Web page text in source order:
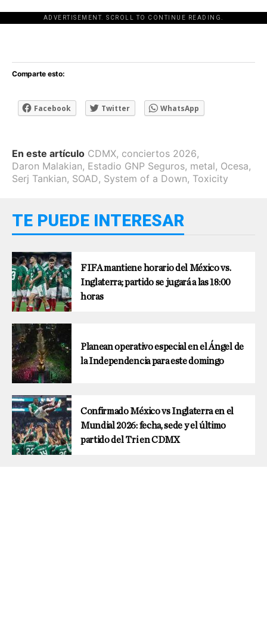
ADVERTISEMENT. SCROLL TO CONTINUE READING.
[adsforwp id="243463"]
Comparte esto:
Facebook Twitter WhatsApp
En este artículo CDMX, conciertos 2026,
Daron Malakian, Estadio GNP Seguros, metal, Ocesa,
Serj Tankian, SOAD, System of a Down, Toxicity
TE PUEDE INTERESAR
FIFA mantiene horario del México vs.
Inglaterra; partido se jugará a las 18:00
horas
Planean operativo especial en el Ángel de
la Independencia para este domingo
Confirmado México vs Inglaterra en el
Mundial 2026: fecha, sede y el último
partido del Tri en CDMX